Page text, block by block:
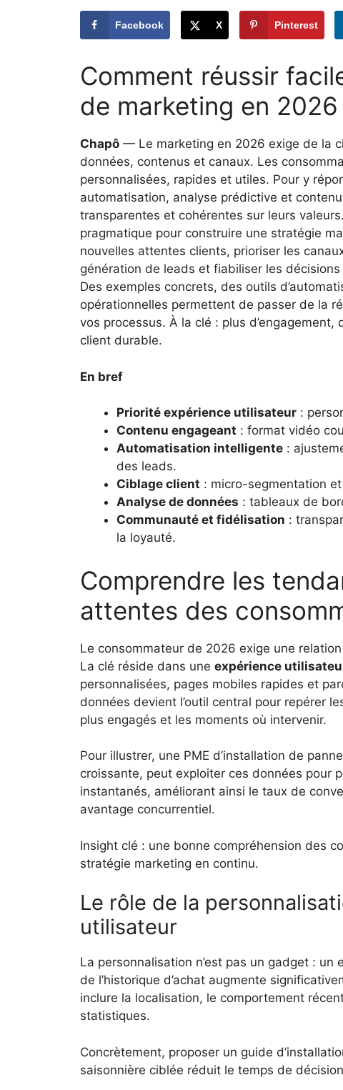
Facebook X Pinterest
Comment réussir
de marketing en 2026
Chapô — Le marketing en 2026 exige de la
données, contenus et canaux. Les
personnalisées, rapides et utiles. Pour y
automatisation, analyse prédictive et
transparentes et cohérentes sur leurs
pragmatique pour construire une stratégie
nouvelles attentes clients, prioriser les
génération de leads et fiabiliser les
Des exemples concrets, des outils
opérationnelles permettent de passer de la
vos processus. À la clé : plus
client durable.
En bref
Priorité expérience utilisateur :
Contenu engageant : format vidéo
Automatisation intelligente :
des leads.
Ciblage client : micro-segmentation
Analyse de données : tableaux de
Communauté et fidélisation :
la loyauté.
Comprendre les
attentes des
Le consommateur de 2026 exige une
La clé réside dans une expérience
personnalisées, pages mobiles rapides et
données devient l’outil central pour repérer
plus engagés et les moments où intervenir.
Pour illustrer, une PME d’installation de
croissante, peut exploiter ces données pour
instantanés, améliorant ainsi le taux de
avantage concurrentiel.
Insight clé : une bonne compréhension des
stratégie marketing en continu.
Le rôle de la
utilisateur
La personnalisation n’est pas un gadget :
de l’historique d’achat augmente
inclure la localisation, le comportement
statistiques.
Concrètement, proposer un guide
saisonnière ciblée réduit le temps de